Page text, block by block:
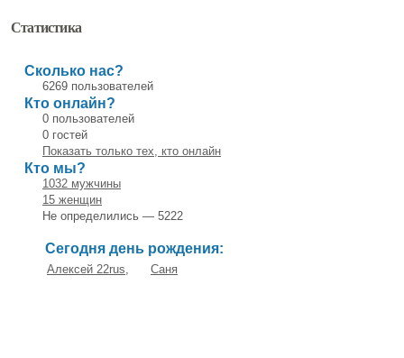
Статистика
Сколько нас?
6269 пользователей
Кто онлайн?
0 пользователей
0 гостей
Показать только тех, кто онлайн
Кто мы?
1032 мужчины
15 женщин
Не определились — 5222
Сегодня день рождения:
Алексей 22rus, Саня